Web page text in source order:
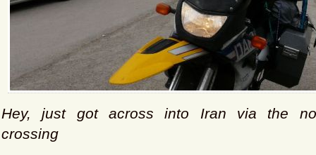
Hey, just got across into Iran via the
crossing